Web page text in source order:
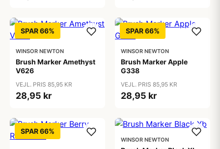
SPAR 66%
WINSOR NEWTON
Brush Marker Amethyst
V626
VEJL. PRIS 85,95 KR
28,95 kr
SPAR 66%
WINSOR NEWTON
Brush Marker Apple
G338
VEJL. PRIS 85,95 KR
28,95 kr
SPAR 66%
WINSOR NEWTON